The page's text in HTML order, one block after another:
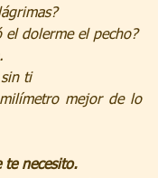
el dolerme el pecho?
sin ti
mejor de lo
te necesito.